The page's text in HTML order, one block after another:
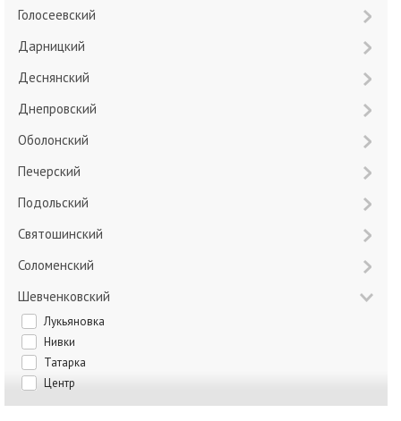
Голосеевский
Дарницкий
Деснянский
Днепровский
Оболонский
Печерский
Подольский
Святошинский
Соломенский
Шевченковский
Лукьяновка
Нивки
Татарка
Центр